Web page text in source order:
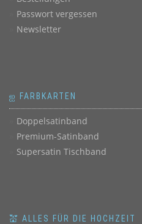
Passwort vergessen
Newsletter
ஐ FARBKARTEN
Doppelsatinband
Premium-Satinband
Supersatin Tischband
💒 ALLES FÜR DIE HOCHZEIT